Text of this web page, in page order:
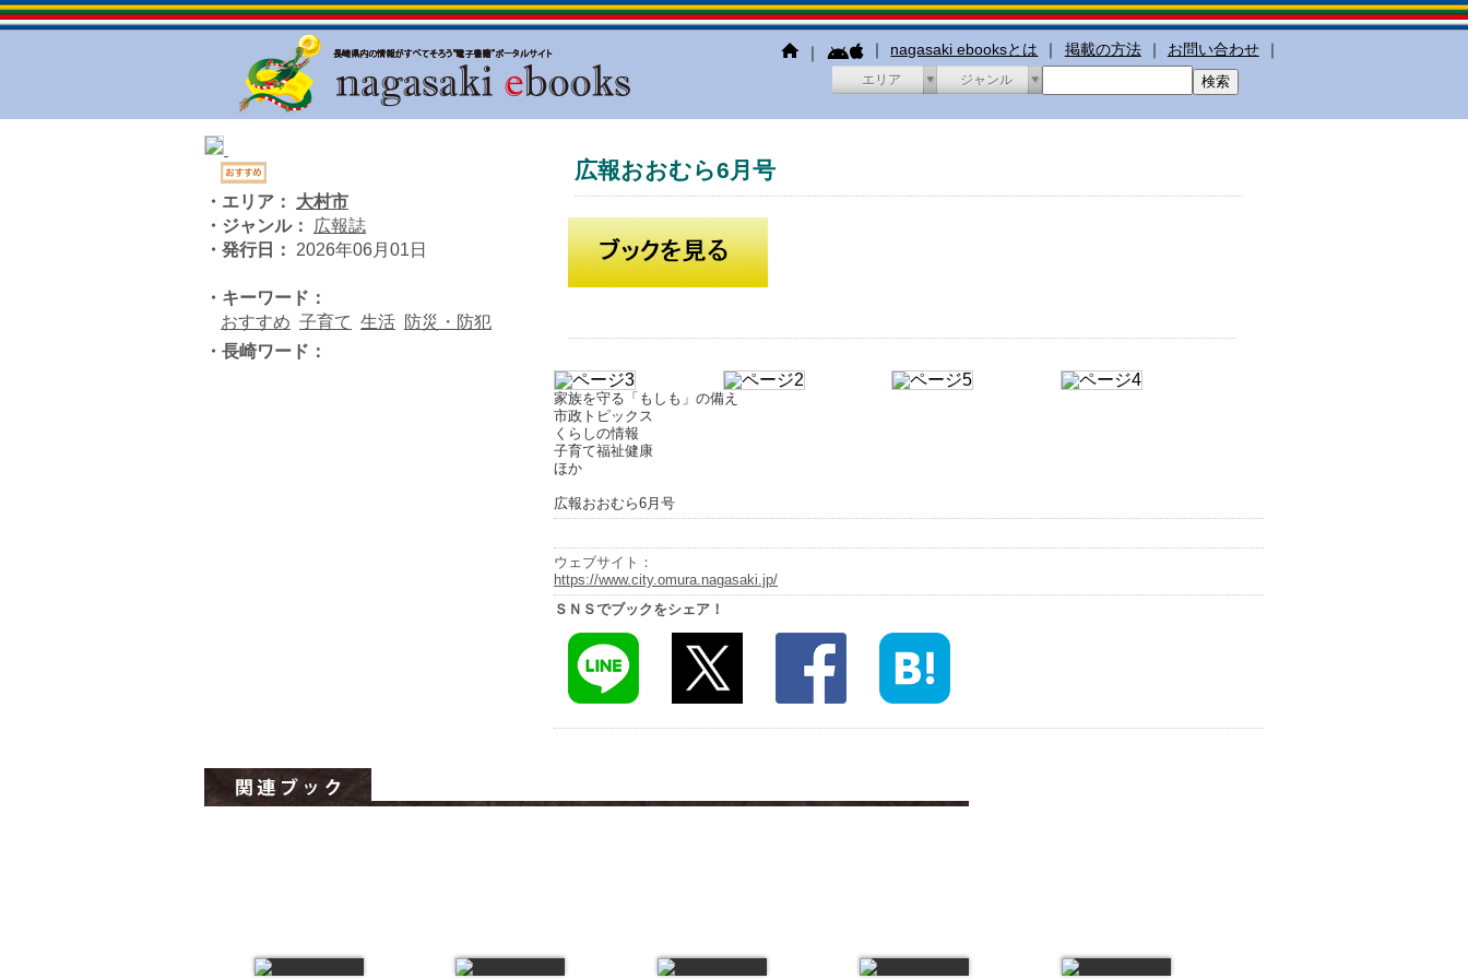
｜ ｜ nagasaki ebooksとは ｜ 掲載の方法 ｜ お問い合わせ ｜
エリア ジャンル
広報おおむら6月号
・エリア： 大村市
・ジャンル：
広報誌
・発行日：
2026年06月01日
・キーワード：
おすすめ 子育て 生活 防災・防犯
・長崎ワード：
家族を守る「もしも」の備え
市政トピックス
くらしの情報
子育て福祉健康
ほか
広報おおむら6月号
ウェブサイト：
https://www.city.omura.nagasaki.jp/
ＳＮＳでブックをシェア！